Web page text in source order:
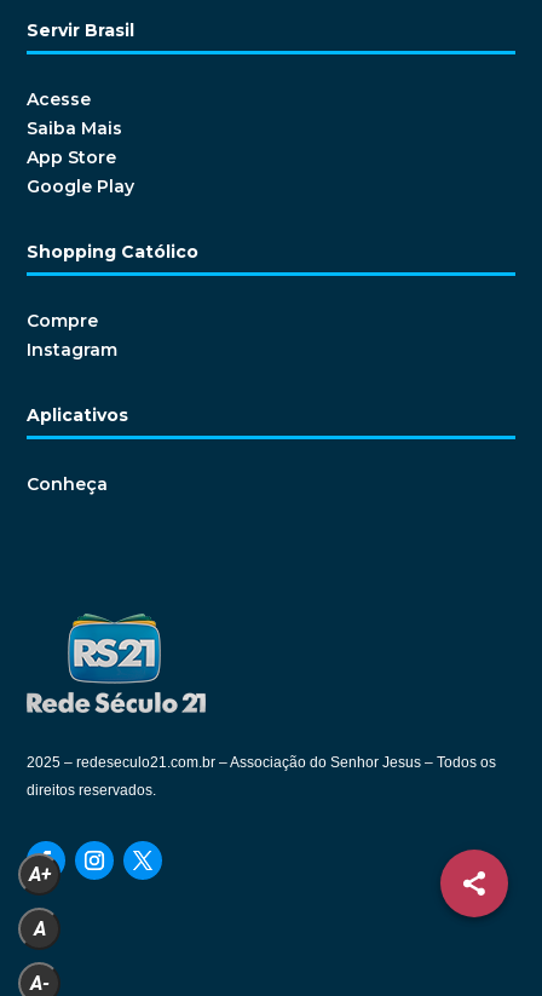
Servir Brasil
Acesse
Saiba Mais
App Store
Google Play
Shopping Católico
Compre
Instagram
Aplicativos
Conheça
2025 –redeseculo21.com.br – Associação do Senhor Jesus – Todos os
direitos reservados.
A+
A
A-